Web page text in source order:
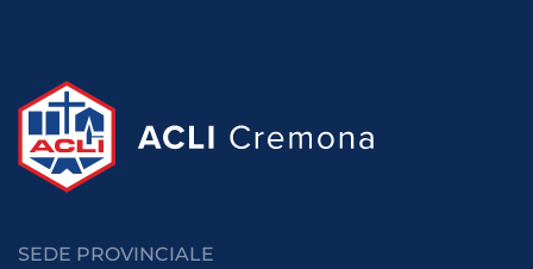
SEDE PROVINCIALE